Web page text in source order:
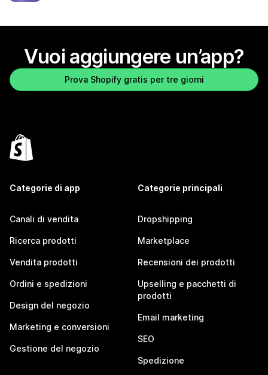
Vuoi aggiungere un’app?
Prova Shopify gratis per tre giorni
Categorie di app
Canali di vendita
Ricerca prodotti
Vendita prodotti
Ordini e spedizioni
Design del negozio
Marketing e conversioni
Gestione del negozio
Categorie principali
Dropshipping
Marketplace
Recensioni dei prodotti
Upselling e pacchetti di
prodotti
Email marketing
SEO
Spedizione